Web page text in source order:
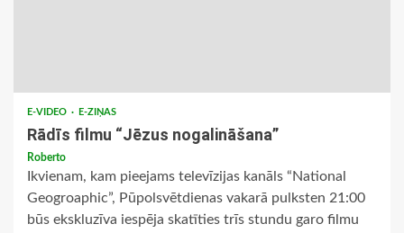
E-VIDEO E-ZIŅAS
Rādīs filmu “Jēzus nogalināšana”
Roberto
Ikvienam, kam pieejams televīzijas kanāls “National
Geogroaphic”, Pūpolsvētdienas vakarā pulksten 21:00
būs ekskluzīva iespēja skatīties trīs stundu garo filmu